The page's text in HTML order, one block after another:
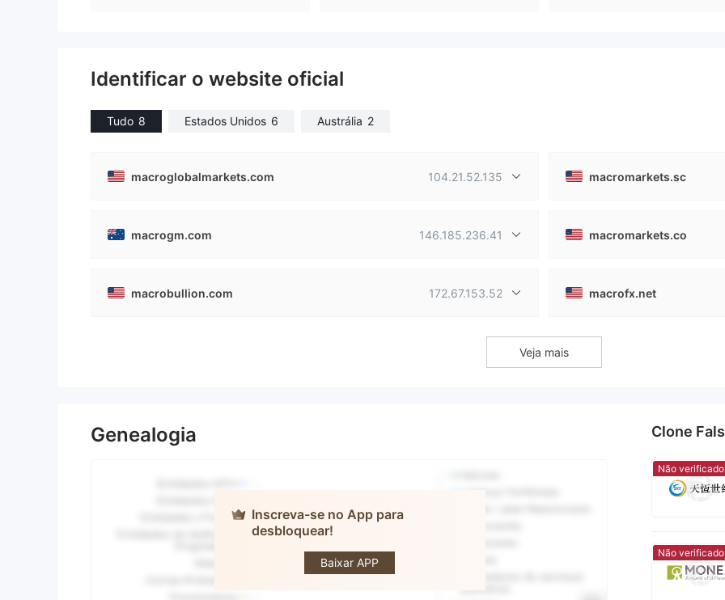
Identificar o website oficial
Tudo 8 Estados Unidos 6 Austrália 2
macroglobalmarkets.com 104.21.52.135 macromarkets.sc
macrogm.com 146.185.236.41 macromarkets.co
macrobullion.com 172.67.153.52 macrofx.net
Veja mais
Genealogia
Inscreva-se no App para
desbloquear!
Baixar APP
Clone
Não verificado
Não verificado